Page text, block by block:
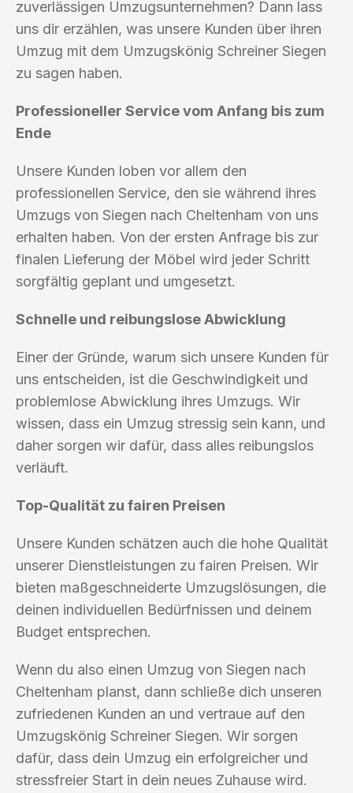
zuverlässigen Umzugsunternehmen? Dann lass
uns dir erzählen, was unsere Kunden über ihren
Umzug mit dem Umzugskönig Schreiner Siegen
zu sagen haben.
Professioneller Service vom Anfang bis zum
Ende
Unsere Kunden loben vor allem den
professionellen Service, den sie während ihres
Umzugs von Siegen nach Cheltenham von uns
erhalten haben. Von der ersten Anfrage bis zur
finalen Lieferung der Möbel wird jeder Schritt
sorgfältig geplant und umgesetzt.
Schnelle und reibungslose Abwicklung
Einer der Gründe, warum sich unsere Kunden für
uns entscheiden, ist die Geschwindigkeit und
problemlose Abwicklung ihres Umzugs. Wir
wissen, dass ein Umzug stressig sein kann, und
daher sorgen wir dafür, dass alles reibungslos
verläuft.
Top-Qualität zu fairen Preisen
Unsere Kunden schätzen auch die hohe Qualität
unserer Dienstleistungen zu fairen Preisen. Wir
bieten maßgeschneiderte Umzugslösungen, die
deinen individuellen Bedürfnissen und deinem
Budget entsprechen.
Wenn du also einen Umzug von Siegen nach
Cheltenham planst, dann schließe dich unseren
zufriedenen Kunden an und vertraue auf den
Umzugskönig Schreiner Siegen. Wir sorgen
dafür, dass dein Umzug ein erfolgreicher und
stressfreier Start in dein neues Zuhause wird.